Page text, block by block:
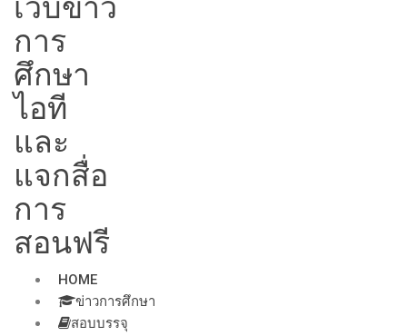
เว็บข่าว
การ
ศึกษา
ไอที
และ
แจกสื่อ
การ
สอนฟรี
HOME
ข่าวการศึกษา
สอบบรรจุ